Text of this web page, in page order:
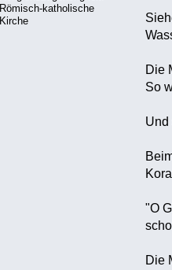
Römisch-katholische
Kirche
Die
So
Und
"O
Die